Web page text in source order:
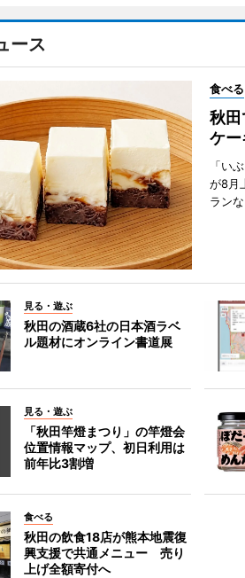
ース
食べる
秋
ケ
「い
が8月
ラン
見る・遊ぶ
秋田の酒蔵6社の日本酒ラベ
ル題材にオンライン書道展
見る・遊ぶ
「秋田竿燈まつり」の竿燈会
位置情報マップ、初日利用は
前年比3割増
食べる
秋田の飲食18店が熊本地震復
興支援で共通メニュー 売り
上げ全額寄付へ